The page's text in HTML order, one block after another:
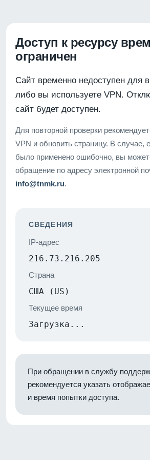
Доступ к ресурсу
ограничен
Сайт временно недоступен для
либо вы используете VPN.
сайт будет доступен.
Для повторной проверки
VPN и обновить страницу. В случае,
было применено ошибочно, вы
обращение по адресу электронной
info@tnmk.ru.
СВЕДЕНИЯ
IP-адрес
216.73.216.205
Страна
США (US)
Текущее время
Загрузка...
При обращении в службу
рекомендуется указать
и время попытки доступа.